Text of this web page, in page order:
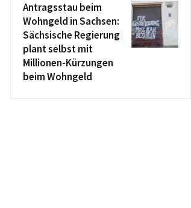
Antragsstau beim
Wohngeld in Sachsen:
Sächsische Regierung
plant selbst mit
Millionen-Kürzungen
beim Wohngeld